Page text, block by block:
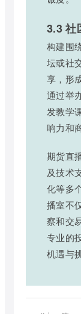
3.3 社
构建围
坛或社
享，形
通过举
发教学
响力和
期货直
及技术
化等多
播室不
察和交
专业的
机遇与